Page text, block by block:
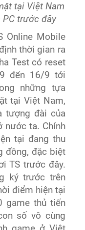
tại Việt Nam
PC trước đây
Online Mobile
thời gian ra
Test có reset
đến 16/9 tới
những tựa
tại Việt Nam,
tượng đài của
nước ta. Chính
tại đang thu
đồng, đặc biệt
TS trước đây.
ký trước trên
điểm hiện tại
game thủ tiến
số vô cùng